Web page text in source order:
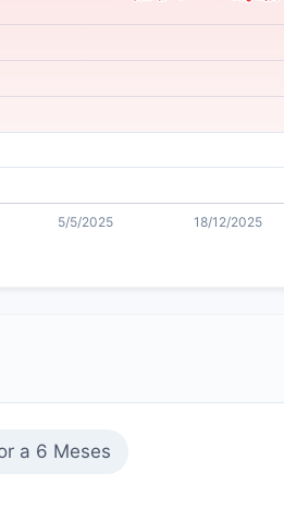
a 6 Meses